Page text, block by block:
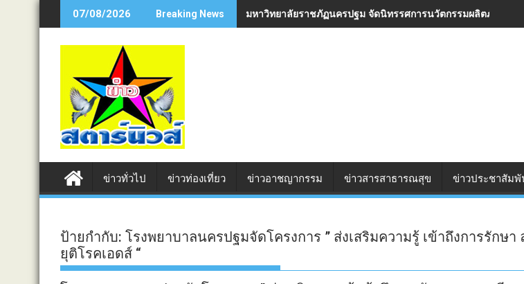
to
07/08/2026 Breaking News มหาวิทยาลัยราชภัฏนครปฐม จัดนิทรรศการนวัตกรรมผลิตภัณฑ์ชุ
ข่าวทั่วไป ข่าวท่องเที่ยว ข่าวอาชญากรรม ข่าวสารสาธารณสุข ข่าวประชาสัมพั
ป้ายกำกับ: โรงพยาบาลนครปฐมจัดโครงการ ” ส่งเสริมความรู้ เข้าถึงการรักษา
ยุติโรคเอดส์ “